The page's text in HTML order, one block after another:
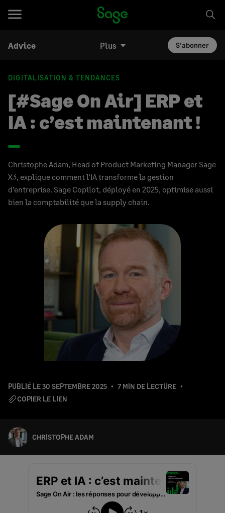
Advice Plus S'abonner
DIGITALISATION & TENDANCES
[#Sage On Air] ERP et
IA : c’est maintenant !
Christophe Adam, Head of Product Marketing Manager Sage
X3, explique comment l’IA transforme la gestion
d’entreprise. Sage Copilot, déployé en 2025, optimise aussi
bien la comptabilité que la supply chain.
PUBLIÉ LE30 SEPTEMBRE 2025
7 MIN DE LECTURE
COPIER LE LIEN
CHRISTOPHE ADAM